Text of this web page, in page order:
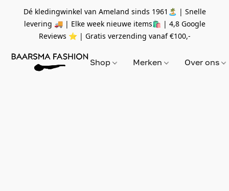
Dé kledingwinkel van Ameland sinds 1961🏝 | Snelle
levering 🚚 | Elke week nieuwe items🛍 | 4,8 Google
Reviews ⭐️ | Gratis verzending vanaf€100,-
Shop Merken Over ons